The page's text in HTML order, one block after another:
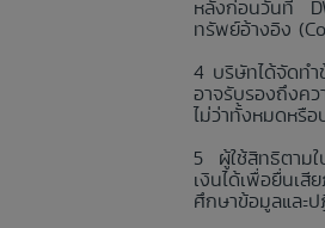
หลังก่อนวันที่
ทรัพย์อ้างอิง
บริษัทได้จัดท
อาจรับรองถึงค
ไม่ว่าทั้งหมดหรื
ผู้ใช้สิทธิตาม
เงินได้เพื่อยื่นเ
ศึกษาข้อมูลและ